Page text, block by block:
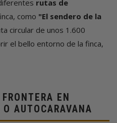
rutas de
como "El sendero de la
circular de unos 1.600
el bello entorno de la finca,
EN
O AUTOCARAVANA